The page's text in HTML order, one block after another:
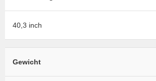
40,3 inch
Gewicht